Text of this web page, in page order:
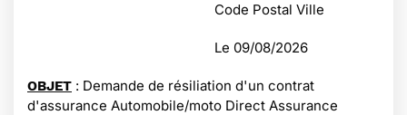
Code Postal Ville
Le 09/08/2026
OBJET : Demande de résiliation d'un contrat
d'assurance Automobile/moto Direct Assurance